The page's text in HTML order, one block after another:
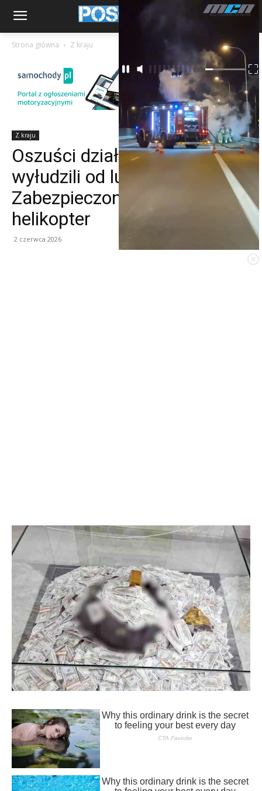
Strona główna Z kraju
Z kraju
Oszuści działając z Ukrainy
wyłudzili od ludzi 80 mln zł.
Zabezpieczono nawet
helikopter
2 czerwca 2026